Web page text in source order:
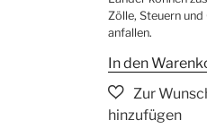
Zölle, Steuern und
anfallen.
In den